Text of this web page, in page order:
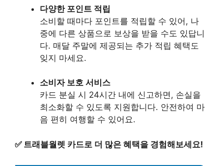
다양한 포인트 적립
소비할 때마다 포인트를 적립할 수 있어, 나
중에 다른 상품으로 보상을 받을 수도 있답니
다. 매달 주말에 제공되는 추가 적립 혜택도
잊지 마세요.
소비자 보호 서비스
카드 분실 시 24시간 내에 신고하면, 손실을
최소화할 수 있도록 지원합니다. 안전하여 마
음 편히 여행할 수 있어요.
✅ 트래블월렛 카드로 더 많은 혜택을 경험해보세요!